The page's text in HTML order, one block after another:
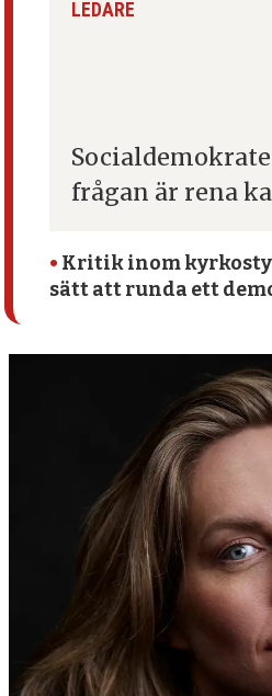
LEDARE
frågan är rena
• Kritik inom
sätt att runda ett